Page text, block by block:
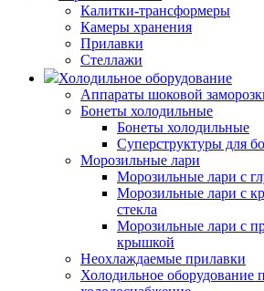
Калитки-трансформеры
Камеры хранения
Прилавки
Стеллажи
Холодильное оборудование
Аппараты шоковой
Бонеты холодильные
Бонеты холодильные
Суперструктуры для
Морозильные лари
Морозильные лари с
Морозильные лари с
стекла
Морозильные лари с
крышкой
Неохлаждаемые прилавки
Холодильное оборудование